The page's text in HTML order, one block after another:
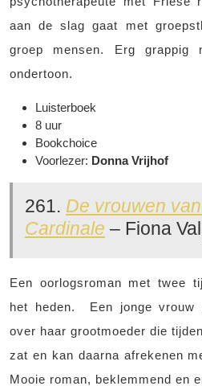
aan de slag gaat met
groep mensen. Erg grappig
ondertoon.
Luisterboek
8 uur
Bookchoice
Voorlezer: Donna Vrijhof
261. De vrouwen
Cardinale – Fiona
Een oorlogsroman met twee
het heden. Een jonge vrouw
over haar grootmoeder die
zat en kan daarna afrekenen
Mooie roman, beklemmend en